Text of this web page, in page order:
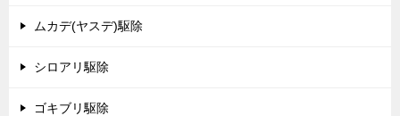
ムカデ(ヤスデ)駆除
シロアリ駆除
ゴキブリ駆除